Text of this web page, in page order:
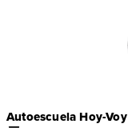
Autoescuela Hoy-Voy